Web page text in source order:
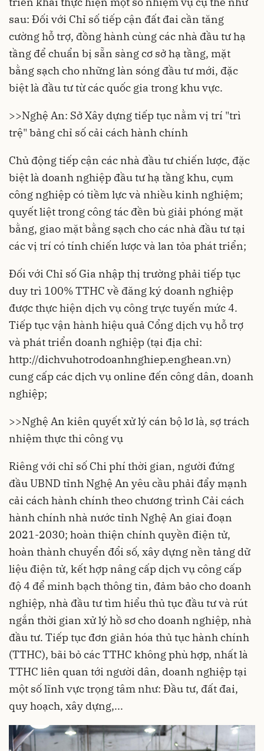
sau: Đối với Chỉ số tiếp cận đất đai cần tăng
cường hỗ trợ, đồng hành cùng các nhà đầu tư hạ
tầng để chuẩn bị sẵn sàng cơ sở hạ tầng, mặt
bằng sạch cho những làn sóng đầu tư mới, đặc
biệt là đầu tư từ các quốc gia trong khu vực.
>>Nghệ An: Sở Xây dựng tiếp tục nằm vị trí "trì
trệ" bảng chỉ số cải cách hành chính
Chủ động tiếp cận các nhà đầu tư chiến lược, đặc
biệt là doanh nghiệp đầu tư hạ tầng khu, cụm
công nghiệp có tiềm lực và nhiều kinh nghiệm;
quyết liệt trong công tác đền bù giải phóng mặt
bằng, giao mặt bằng sạch cho các nhà đầu tư tại
các vị trí có tính chiến lược và lan tỏa phát triển;
Đối với Chỉ số Gia nhập thị trường phải tiếp tục
duy trì 100% TTHC về đăng ký doanh nghiệp
được thực hiện dịch vụ công trực tuyến mức 4.
Tiếp tục vận hành hiệu quả Cổng dịch vụ hỗ trợ
và phát triển doanh nghiệp (tại địa chỉ:
http://dichvuhotrodoanhnghiep.enghean.vn)
cung cấp các dịch vụ online đến công dân, doanh
nghiệp;
>>Nghệ An kiên quyết xử lý cán bộ lơ là, sợ trách
nhiệm thực thi công vụ
Riêng với chỉ số Chi phí thời gian, người đứng
đầu UBND tỉnh Nghệ An yêu cầu phải đẩy mạnh
cải cách hành chính theo chương trình Cải cách
hành chính nhà nước tỉnh Nghệ An giai đoạn
2021-2030; hoàn thiện chính quyền điện tử,
hoàn thành chuyển đổi số, xây dựng nền tảng dữ
liệu điện tử, kết hợp nâng cấp dịch vụ công cấp
độ 4 để minh bạch thông tin, đảm bảo cho doanh
nghiệp, nhà đầu tư tìm hiểu thủ tục đầu tư và rút
ngắn thời gian xử lý hồ sơ cho doanh nghiệp, nhà
đầu tư. Tiếp tục đơn giản hóa thủ tục hành chính
(TTHC), bãi bỏ các TTHC không phù hợp, nhất là
TTHC liên quan tới người dân, doanh nghiệp tại
một số lĩnh vực trọng tâm như: Đầu tư, đất đai,
quy hoạch, xây dựng,...